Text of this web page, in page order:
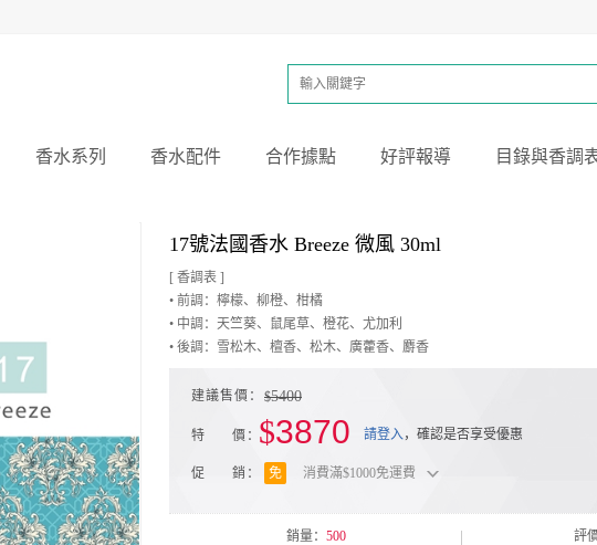
香水系列 香水配件 合作據點 好評報導 目錄與香調
17號法國香水 Breeze 微風 30ml
[ 香調表 ]
• 前調：檸檬、柳橙、柑橘
• 中調：天竺葵、鼠尾草、橙花、尤加利
• 後調：雪松木、檀香、松木、廣藿香、麝香
建議售價： $5400
特 價：$3870 請登入，確認是否享受優惠
促 銷： 免 消費滿$1000免運費
銷量： 500 評